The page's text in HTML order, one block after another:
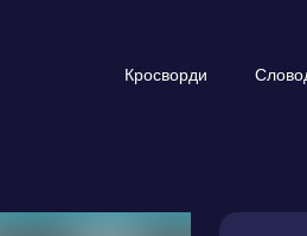
Кросворди